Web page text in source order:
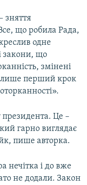
зняття
що робила Рада,
одне
закони, що
змінені
перший крок
президента. Це –
гарно виглядає
пише авторка.
нечітка і до вже
не додали. Закон